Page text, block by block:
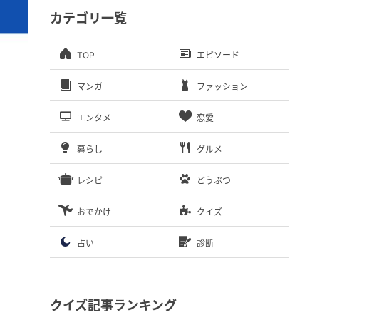
カテゴリ一覧
TOP エピソード
マンガ ファッション
エンタメ 恋愛
暮らし グルメ
レシピ どうぶつ
おでかけ クイズ
占い 診断
クイズ記事ランキング